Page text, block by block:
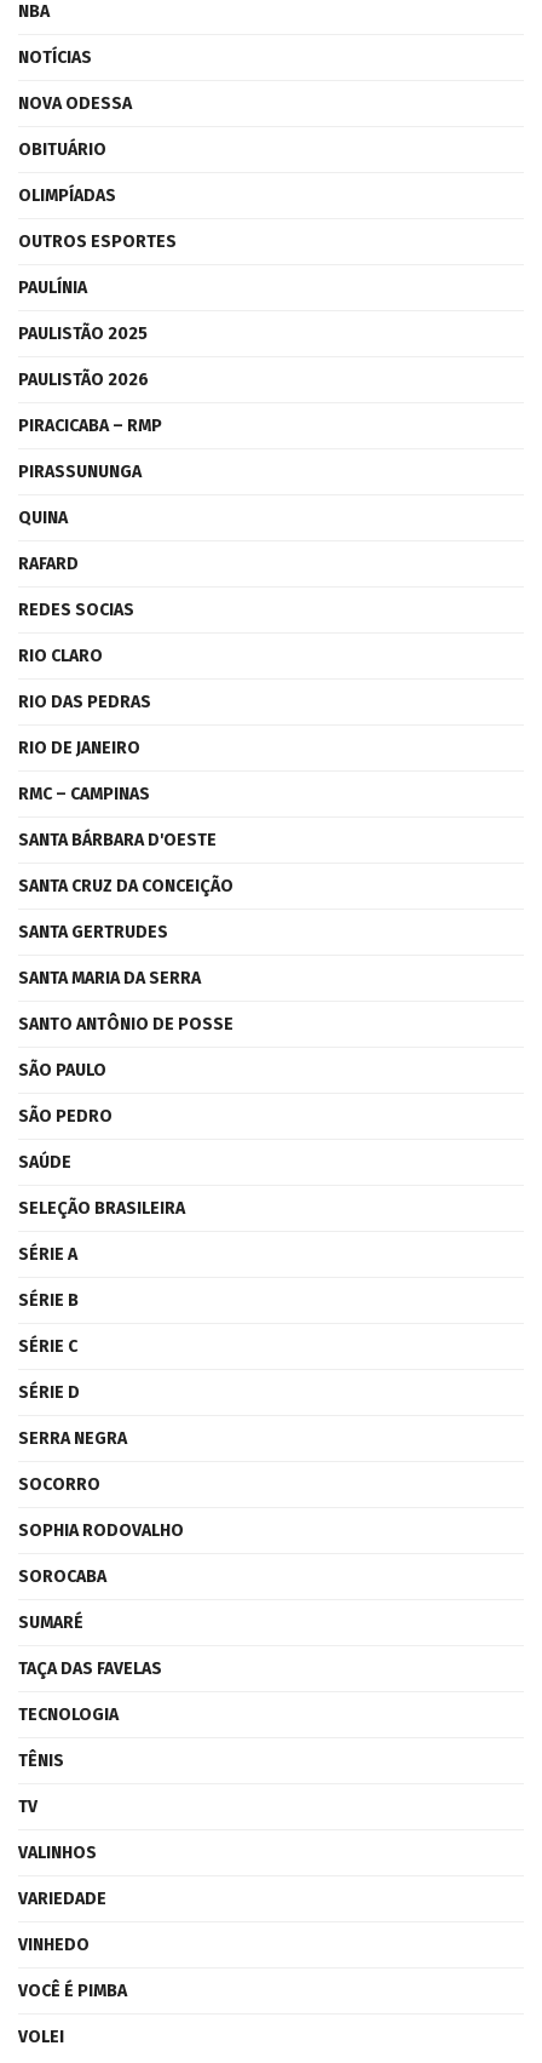
NBA
NOTÍCIAS
NOVA ODESSA
OBITUÁRIO
OLIMPÍADAS
OUTROS ESPORTES
PAULÍNIA
PAULISTÃO 2025
PAULISTÃO 2026
PIRACICABA – RMP
PIRASSUNUNGA
QUINA
RAFARD
REDES SOCIAS
RIO CLARO
RIO DAS PEDRAS
RIO DE JANEIRO
RMC – CAMPINAS
SANTA BÁRBARA D'OESTE
SANTA CRUZ DA CONCEIÇÃO
SANTA GERTRUDES
SANTA MARIA DA SERRA
SANTO ANTÔNIO DE POSSE
SÃO PAULO
SÃO PEDRO
SAÚDE
SELEÇÃO BRASILEIRA
SÉRIE A
SÉRIE B
SÉRIE C
SÉRIE D
SERRA NEGRA
SOCORRO
SOPHIA RODOVALHO
SOROCABA
SUMARÉ
TAÇA DAS FAVELAS
TECNOLOGIA
TÊNIS
TV
VALINHOS
VARIEDADE
VINHEDO
VOCÊ É PIMBA
VOLEI